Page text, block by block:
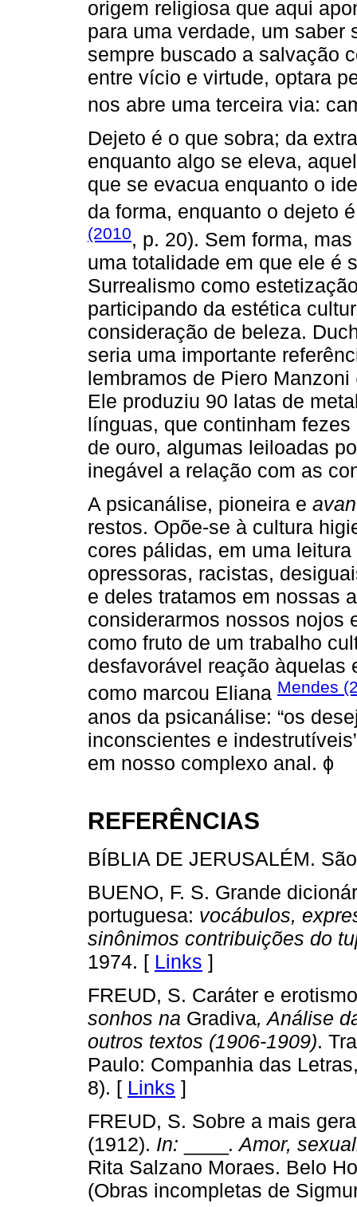
origem religiosa que aqui
para uma verdade, um saber
sempre buscado a salvação
entre vício e virtude, optara
nos abre uma terceira via:
Dejeto é o que sobra; da
enquanto algo se eleva,
que se evacua enquanto o
da forma, enquanto o dejeto
(2010, p. 20). Sem forma,
uma totalidade em que ele é
Surrealismo como
participando da estética
consideração de beleza.
seria uma importante
lembramos de Piero
Ele produziu 90 latas de
línguas, que continham
de ouro, algumas leiloadas
inegável a relação com as
A psicanálise, pioneira e
restos. Opõe-se à cultura
cores pálidas, em uma
opressoras, racistas,
e deles tratamos em nossas
considerarmos nossos nojos
como fruto de um trabalho
desfavorável reação àquelas
como marcou Eliana Mendes
anos da psicanálise: “os
inconscientes e
em nosso complexo anal. ϕ
REFERÊNCIAS
BÍBLIA DE JERUSALÉM.
BUENO, F. S. Grande
portuguesa: vocábulos,
sinônimos contribuições do
1974. [ Links ]
FREUD, S. Caráter e
sonhos na Gradiva, Análise
outros textos (1906-1909).
Paulo: Companhia das
8). [ Links ]
FREUD, S. Sobre a mais
(1912). In:
. Amor,
Rita Salzano Moraes. Belo
(Obras incompletas de